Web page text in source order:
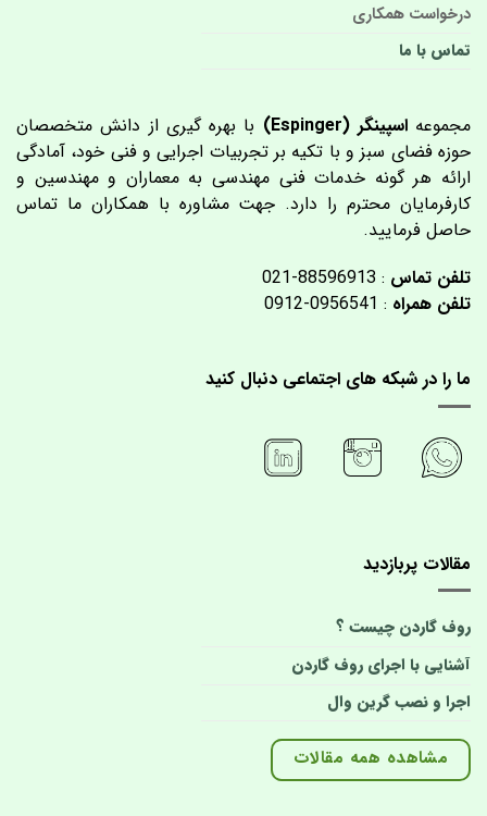
درخواست همکاری
تماس با ما
مجموعهاسپینگر (Espinger)
با بهره گیری از دانش متخصصان
حوزه فضای سبز و با تکیه بر تجربیات اجرایی و فنی خود، آمادگی
ارائه هر گونه خدمات فنی مهندسی به معماران و مهندسین و
کارفرمایان محترم را دارد. جهت مشاوره با همکاران ما تماس
حاصل فرمایید.
تلفن تماس : 88596913-021
تلفن همراه : 0956541-0912
ما را در شبکه های اجتماعی دنبال کنید
مقالات پربازدید
روف گاردن چیست ؟
آشنایی با اجرای روف گاردن
اجرا و نصب گرین وال
مشاهده همه مقالات